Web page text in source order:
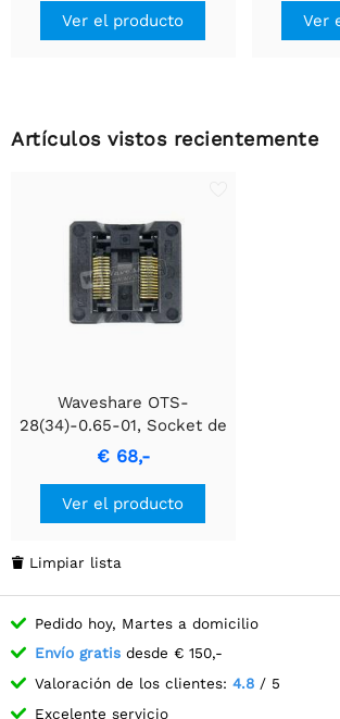
Ver el producto Ver
Artículos vistos recientemente
Waveshare OTS-
28(34)-0.65-01, Socket de
prueba y quemado
€ 68,-
Ver el producto
 Limpiar lista
Pedido hoy, Martes a domicilio
Envío gratis desde € 150,-
Valoración de los clientes: 4.8 / 5
Excelente servicio